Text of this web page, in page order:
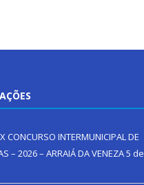
CONCURSO INTERMUNICIPAL DE
– 2026 – ARRAIÁ DA VENEZA5 de